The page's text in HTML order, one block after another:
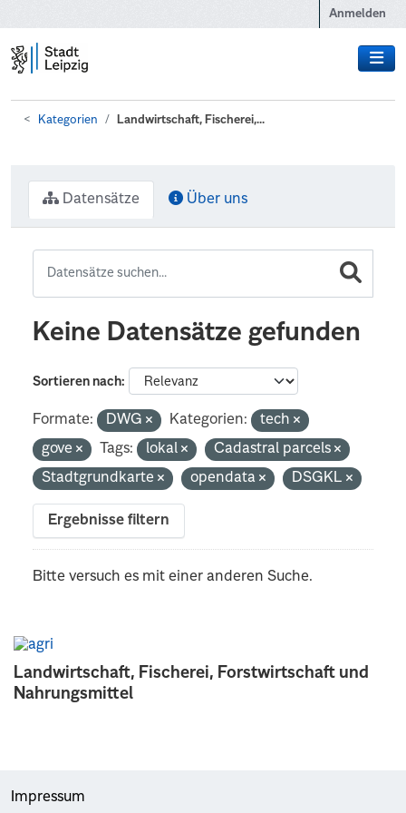
Anmelden
Kategorien Landwirtschaft, Fischerei,...
Landwirtschaft, Fischerei, Forstwirtschaft und
Nahrungsmittel
Datensätze Über uns
Keine Datensätze gefunden
Sortieren nach
Formate: DWG Kategorien:
tech
gove
Tags: lokal
Cadastral parcels
Stadtgrundkarte
opendata DSGKL
Ergebnisse filtern
Bitte versuch es mit einer anderen Suche.
Impressum